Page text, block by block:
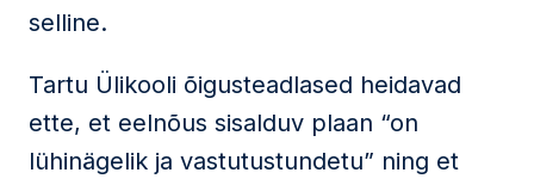
selline.
Tartu Ülikooli õigusteadlased heidavad
ette, et eelnõus sisalduv plaan “on
lühinägelik ja vastutustundetu” ning et